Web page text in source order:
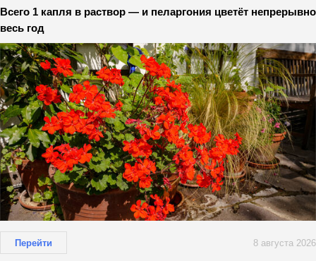
Всего 1 капля в раствор — и пеларгония цветёт непрерывно
весь год
Перейти 8 августа 2026